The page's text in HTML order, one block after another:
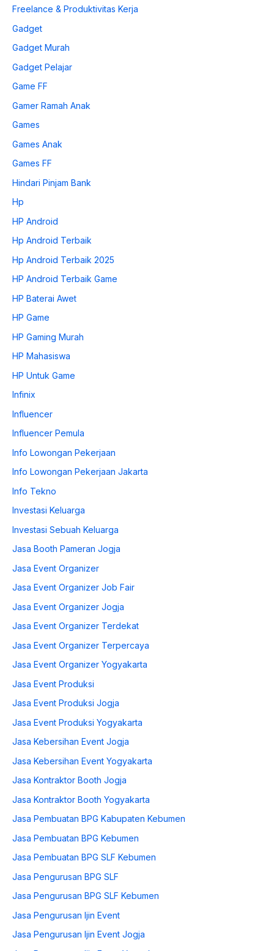
Freelance & Produktivitas Kerja
Gadget
Gadget Murah
Gadget Pelajar
Game FF
Gamer Ramah Anak
Games
Games Anak
Games FF
Hindari Pinjam Bank
Hp
HP Android
Hp Android Terbaik
Hp Android Terbaik 2025
HP Android Terbaik Game
HP Baterai Awet
HP Game
HP Gaming Murah
HP Mahasiswa
HP Untuk Game
Infinix
Influencer
Influencer Pemula
Info Lowongan Pekerjaan
Info Lowongan Pekerjaan Jakarta
Info Tekno
Investasi Keluarga
Investasi Sebuah Keluarga
Jasa Booth Pameran Jogja
Jasa Event Organizer
Jasa Event Organizer Job Fair
Jasa Event Organizer Jogja
Jasa Event Organizer Terdekat
Jasa Event Organizer Terpercaya
Jasa Event Organizer Yogyakarta
Jasa Event Produksi
Jasa Event Produksi Jogja
Jasa Event Produksi Yogyakarta
Jasa Kebersihan Event Jogja
Jasa Kebersihan Event Yogyakarta
Jasa Kontraktor Booth Jogja
Jasa Kontraktor Booth Yogyakarta
Jasa Pembuatan BPG Kabupaten Kebumen
Jasa Pembuatan BPG Kebumen
Jasa Pembuatan BPG SLF Kebumen
Jasa Pengurusan BPG SLF
Jasa Pengurusan BPG SLF Kebumen
Jasa Pengurusan Ijin Event
Jasa Pengurusan Ijin Event Jogja